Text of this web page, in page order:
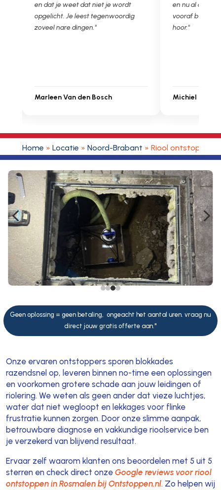
en nu al opgelost voor een vast en
vooraf besproken tarief. Lekker
hoor."
Michiel Uitdenbongerd
met een
je niet zo goed
Ontstoppen.nl
Sarah Touat
Home » Locatie » Noord-Brabant » Riool ontstoppen
4 5
Geen oplossing = geen betaling, ongeacht het aantal uren. vraag nu
direct jouw gratis offerte aan."
Onze ervaren ontstoppers sporen blokkades
razendsnel op, leveren binnen no-time een oplossingen
en voorkomen grotere schade aan jouw leidingen of
riolering. We weten als geen ander dat vieze luchtjes,
water dat niet wegloopt en lekkages voor flinke
frustratie kunnen zorgen. Door onze slimme aanpak,
betrouwbare diagnose en vakkundige rioolservice ben
je verzekerd van blijvend resultaat.
Ervaar zelf waarom klanten ons beoordelen met 5 uit 5
sterren en check direct onze Google reviews voor riool
ontstoppen in Rosmalen bij Ontstoppen.nl. Zo helpen wij